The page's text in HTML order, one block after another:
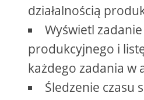
działalnością
Wyświetl
produkcyjnego i
każdego zadania w
Śledzenie czasu